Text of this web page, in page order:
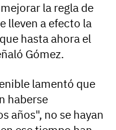
la regla de
lleven a efecto la
hasta ahora el
Gómez.
lamentó que
haberse
años", no se hayan